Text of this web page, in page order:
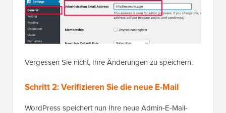
Vergessen Sie nicht, Ihre Änderungen zu speichern.
Schritt 2: Verifizieren Sie die neue E-Mail
WordPress speichert nun Ihre neue Admin-E-Mail-